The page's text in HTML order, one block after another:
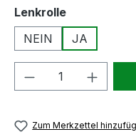
Lenkrolleauswählen
NEIN
JA
Produkt
Zum Merkzettel